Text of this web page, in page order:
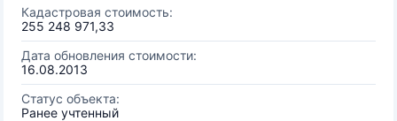
Кадастровая стоимость:
255 248 971,33
Дата обновления стоимости:
16.08.2013
Статус объекта:
Ранее учтенный